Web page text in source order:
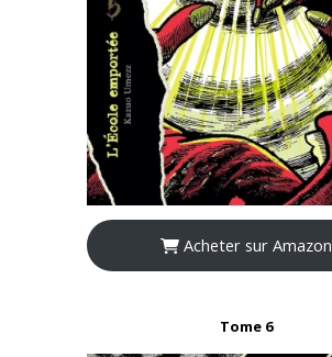
Acheter sur Amazon
Tome 6